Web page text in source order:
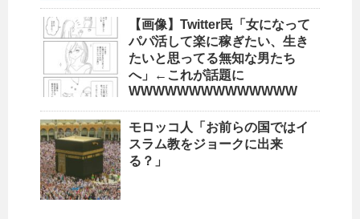
【画像】Twitter民「女になって
パパ活して楽に稼ぎたい、生き
たいと思ってる無知な男たち
へ」←これが話題に
WWWWWWWWWWWWWW
モロッコ人「お前らの国ではイ
スラム教をジョークに出来
る？」